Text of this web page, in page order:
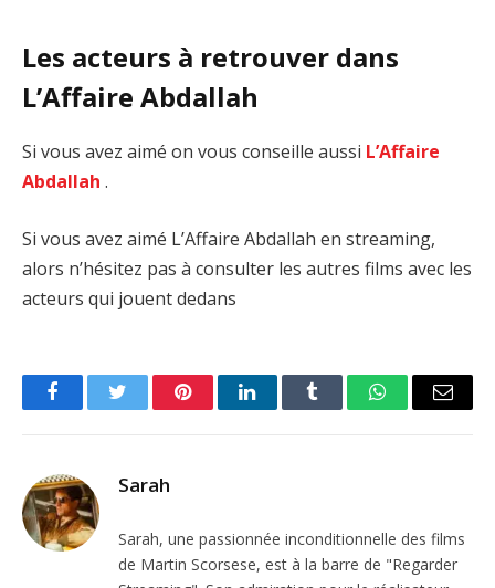
Les acteurs à retrouver dans
L’Affaire Abdallah
Si vous avez aimé on vous conseille aussi L’Affaire
Abdallah .
Si vous avez aimé L’Affaire Abdallah en streaming,
alors n’hésitez pas à consulter les autres films avec les
acteurs qui jouent dedans
FacebookTwitter PinterestLinkedInTumblr WhatsAppEmail
Sarah
Sarah, une passionnée inconditionnelle des films
de Martin Scorsese, est à la barre de "Regarder